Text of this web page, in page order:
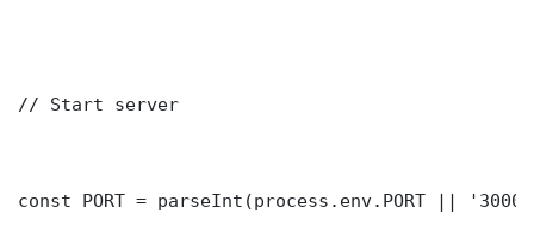
// Start server
const PORT = parseInt(process.env.PORT ||